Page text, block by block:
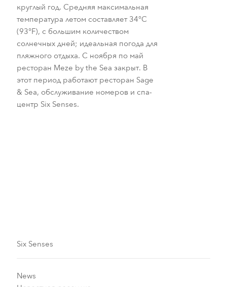
круглый год. Средняя максимальная
температура летом составляет 34°C
(93°F), с большим количеством
солнечных дней; идеальная погода для
пляжного отдыха. С ноября по май
ресторан Meze by the Sea закрыт. В
этот период работают ресторан Sage
& Sea, обслуживание номеров и спа-
центр Six Senses.
Six Senses
News